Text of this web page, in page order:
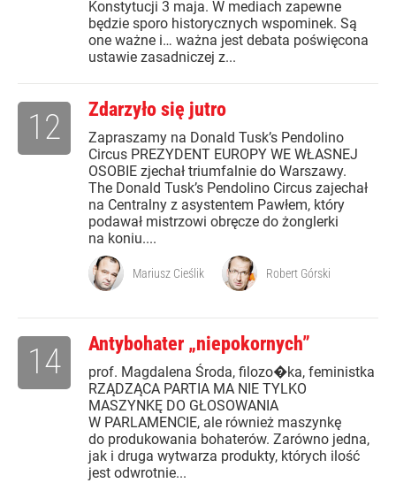
Konstytucji 3 maja. W mediach zapewne
będzie sporo historycznych wspominek. Są
one ważne i… ważna jest debata poświęcona
ustawie zasadniczej z...
Zdarzyło się jutro
Zapraszamy na Donald Tusk’s Pendolino
Circus PREZYDENT EUROPY WE WŁASNEJ
OSOBIE zjechał triumfalnie do Warszawy.
The Donald Tusk’s Pendolino Circus zajechał
na Centralny z asystentem Pawłem, który
podawał mistrzowi obręcze do żonglerki
na koniu....
12
Mariusz Cieślik Robert Górski
Antybohater „niepokornych”
prof. Magdalena Środa, filozo�ka, feministka
RZĄDZĄCA PARTIA MA NIE TYLKO
MASZYNKĘ DO GŁOSOWANIA
W PARLAMENCIE, ale również maszynkę
do produkowania bohaterów. Zarówno jedna,
jak i druga wytwarza produkty, których ilość
jest odwrotnie...
14